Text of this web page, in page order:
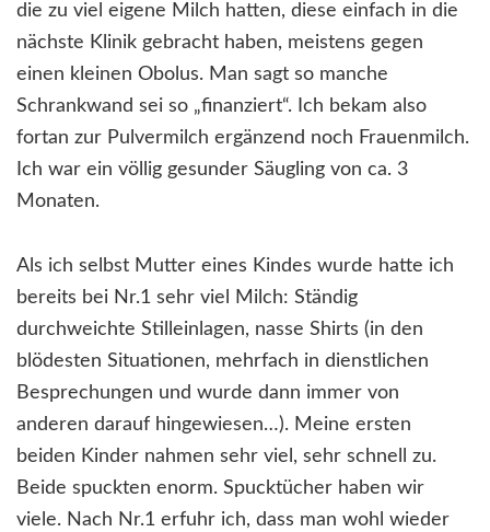
die zu viel eigene Milch hatten, diese einfach in die
nächste Klinik gebracht haben, meistens gegen
einen kleinen Obolus. Man sagt so manche
Schrankwand sei so „finanziert“. Ich bekam also
fortan zur Pulvermilch ergänzend noch Frauenmilch.
Ich war ein völlig gesunder Säugling von ca. 3
Monaten.
Als ich selbst Mutter eines Kindes wurde hatte ich
bereits bei Nr.1 sehr viel Milch: Ständig
durchweichte Stilleinlagen, nasse Shirts (in den
blödesten Situationen, mehrfach in dienstlichen
Besprechungen und wurde dann immer von
anderen darauf hingewiesen…). Meine ersten
beiden Kinder nahmen sehr viel, sehr schnell zu.
Beide spuckten enorm. Spucktücher haben wir
viele. Nach Nr.1 erfuhr ich, dass man wohl wieder